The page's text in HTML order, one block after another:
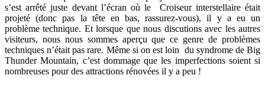
s’est arrêté juste devant l’écran où le Croiseur interstellaire était
projeté (donc pas la tête en bas, rassurez-vous), il y a eu un
problème technique. Et lorsque que nous discutions avec les autres
visiteurs, nous nous sommes aperçu que ce genre de problèmes
techniques n’était pas rare. Même si on est loin du syndrome de Big
Thunder Mountain, c’est dommage que les imperfections soient si
nombreuses pour des attractions rénovées il y a peu !